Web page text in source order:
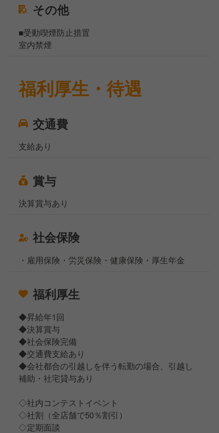
その他
■受動喫煙防止措置
室内禁煙
福利厚生・待遇
交通費
支給あり
賞与
決算賞与あり
社会保険
・雇用保険・労災保険・健康保険・厚生年金
福利厚生
◆昇給年1回
◆決算賞与
◆社会保険完備
◆交通費支給あり
◆会社都合の引越しを伴う転勤の場合、引越し
補助・社宅貸与あり
◇社内コンテストイベント
◇社割（全店舗で50％割引）
◇定期面談